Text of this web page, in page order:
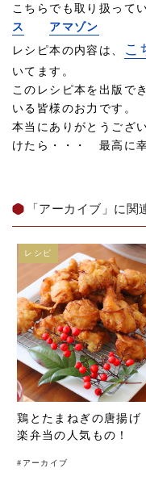
こちらでも取り扱っ
ス
アマゾン
レシピ本の内容は、
こ
いてます。
このレシピ本を出版で
いる皆様のお力です。
本当にありがとうござ
けたら・・・ 最高に幸
「アーカイブ」に関
鶏とたまねぎの唐揚
楽弁当の人気もの！
# アーカイブ
レシピ